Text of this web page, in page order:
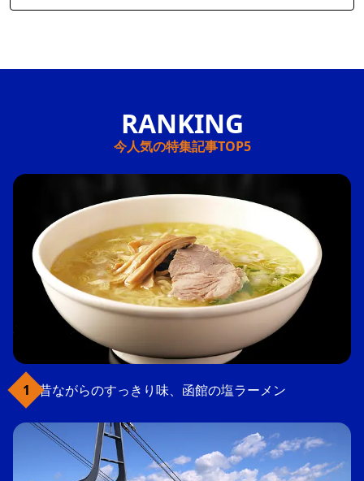
今人気の特集記事TOP5
昔ながらのすっきり味、函館の塩ラーメン